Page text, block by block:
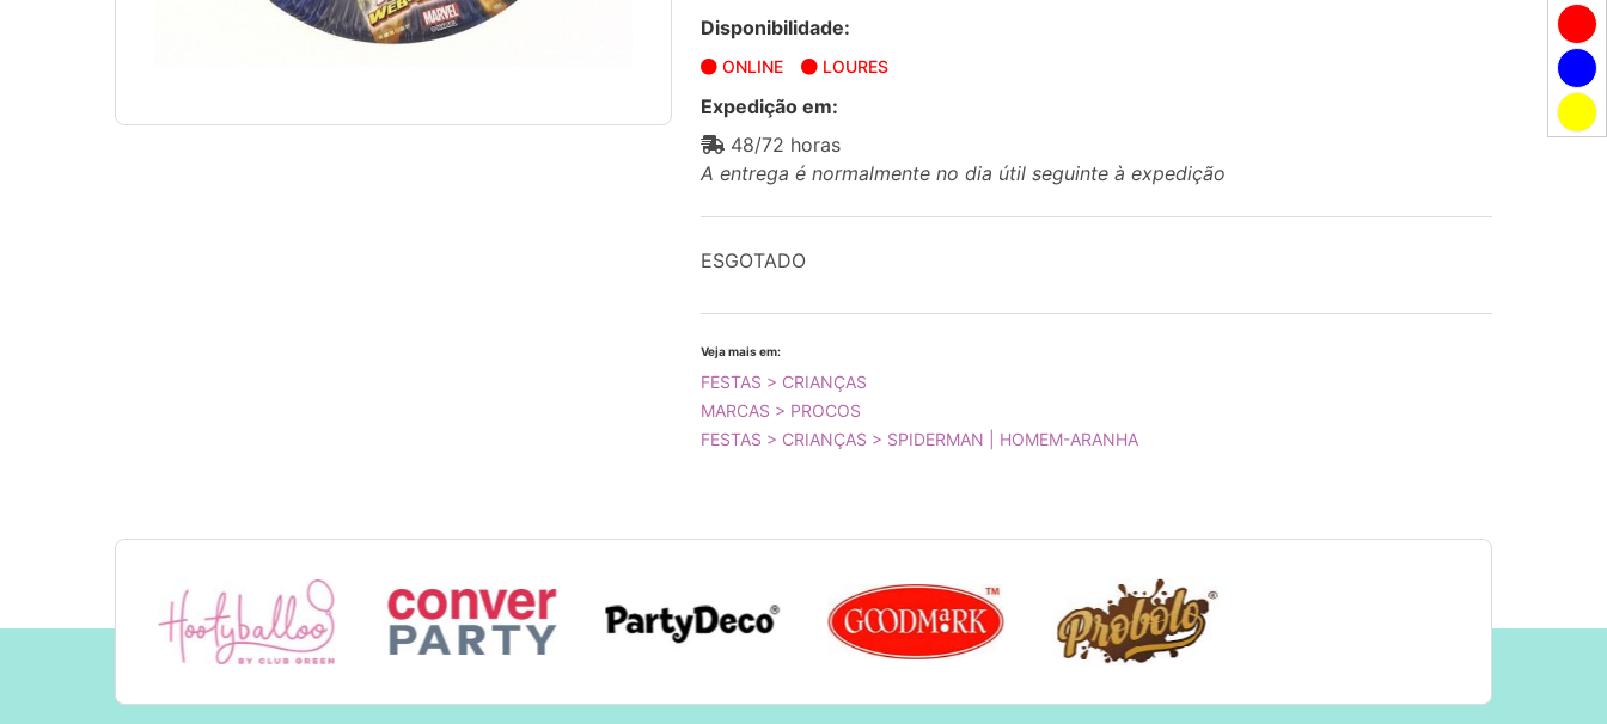
Disponibilidade:
ONLINE LOURES
Expedição em:
48/72 horas
A entrega é normalmente no dia útil seguinte à expedição
ESGOTADO
Veja mais em:
FESTAS > CRIANÇAS
MARCAS > PROCOS
FESTAS > CRIANÇAS > SPIDERMAN | HOMEM-ARANHA